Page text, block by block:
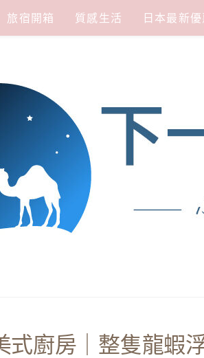
旅宿開箱 質感生活 日本最新優
式廚房｜整隻龍蝦